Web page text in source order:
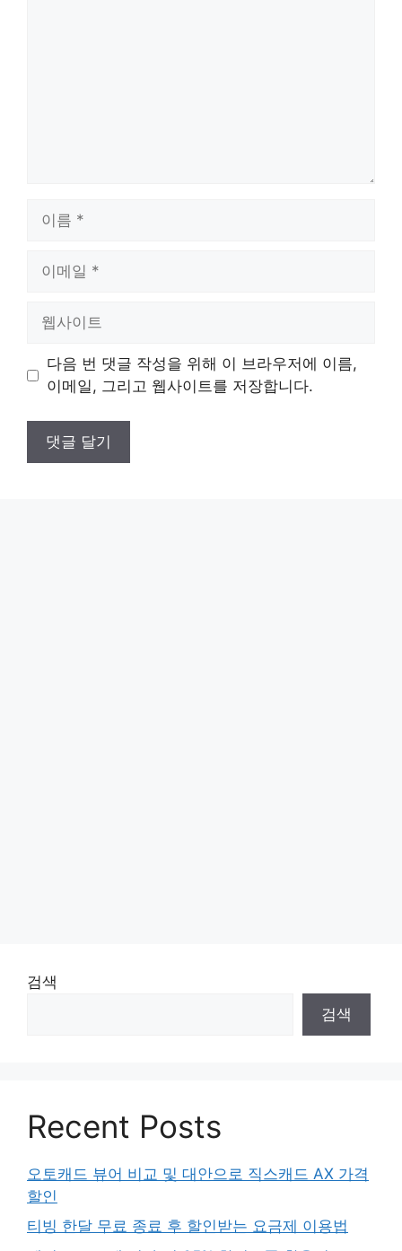
트
다음 번 댓글 작성을 위해 이 브라우저에 이름,
이메일, 그리고 웹사이트를 저장합니다.
검색
검색
Recent Posts
오토캐드 뷰어 비교 및 대안으로 직스캐드 AX 가격
할인
티빙 한달 무료 종료 후 할인받는 요금제 이용법